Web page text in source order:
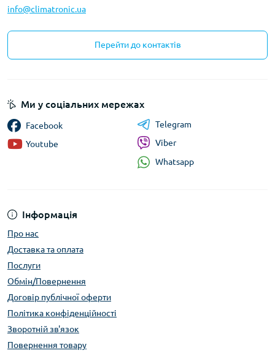
info@climatronic.ua
Перейти до контактів
Інформація
Про нас
Доставка та оплата
Послуги
Обмін/Повернення
Договір публічної оферти
Політика конфіденційності
Зворотній зв'язок
Повернення товару
Ми у соціальних мережах
Facebook
Youtube
Telegram
Viber
Whatsapp